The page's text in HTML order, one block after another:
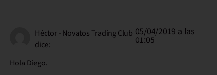
Héctor - Novatos Trading Club
dice:
05/04/2019 a las
01:05
Hola Diego.